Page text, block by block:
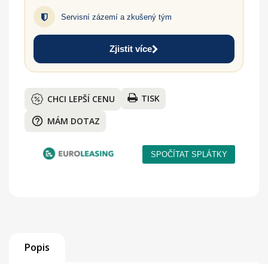
Servisní zázemí a zkušený tým
Zjistit více
CHCI LEPŠÍ CENU TISK
help_outline MÁM DOTAZ
Popis